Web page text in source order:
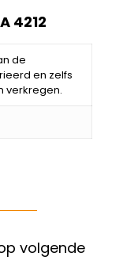
4212
de
en zelfs
verkregen.
volgende